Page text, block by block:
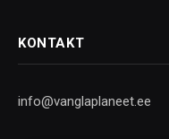
KONTAKT
info@vanglaplaneet.ee